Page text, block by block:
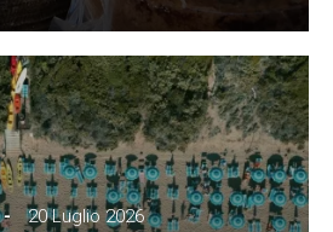
20 Luglio 2026